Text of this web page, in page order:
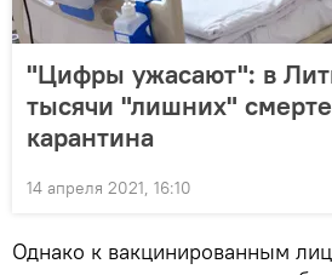
"Цифры ужасают": в
тысячи "лишних"
карантина
14 апреля 2021, 16:10
Однако к вакцинированным